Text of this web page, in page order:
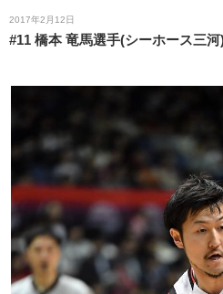
2017年2月12日
#11 橋本 竜馬選手(シーホース三河